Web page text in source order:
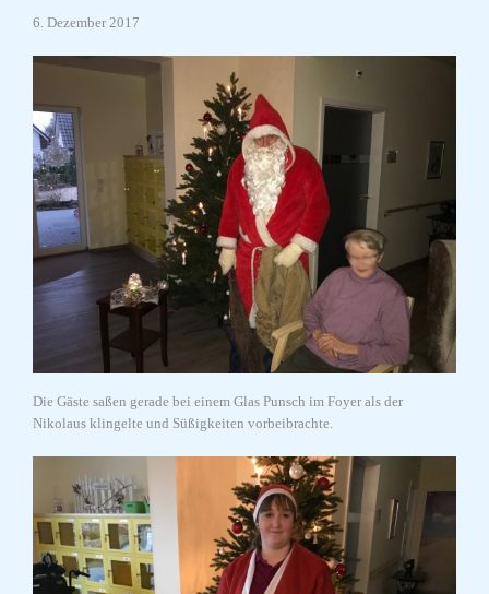
6. Dezember 2017
Die Gäste saßen gerade bei einem Glas Punsch im Foyer als der
Nikolaus klingelte und Süßigkeiten vorbeibrachte.